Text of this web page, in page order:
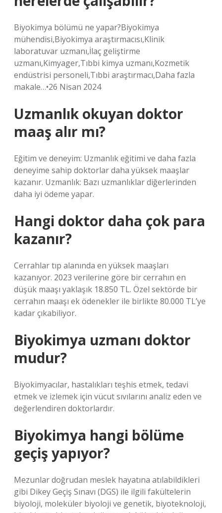
Biyokimya bölümü ne yapar?Biyokimya
mühendisi,Biyokimya araştırmacısı,Klinik
laboratuvar uzmanı,İlaç geliştirme
uzmanı,Kimyager,Tıbbi kimya uzmanı,Kozmetik
endüstrisi personeli,Tıbbi araştırmacı,Daha fazla
makale…•26 Nisan 2024
Uzmanlık okuyan doktor
maaş alır mı?
Eğitim ve deneyim: Uzmanlık eğitimi ve daha fazla
deneyime sahip doktorlar daha yüksek maaşlar
kazanır. Uzmanlık: Bazı uzmanlıklar diğerlerinden
daha iyi ödeme yapar.
Hangi doktor daha çok para
kazanır?
Cerrahlar tıp alanında en yüksek maaşları
kazanıyor. 2023 verilerine göre bir cerrahın en
düşük maaşı yaklaşık 18.850 TL. Özel sektörde bir
cerrahın maaşı ek ödenekler ile birlikte 80.000 TL’ye
kadar çıkabiliyor.
Biyokimya uzmanı doktor
mudur?
Biyokimyacılar, hastalıkları teşhis etmek, tedavi
etmek ve izlemek için vücut sıvılarını analiz eden ve
değerlendiren doktorlardır.
Biyokimya hangi bölüme
geçiş yapıyor?
Mezunlar doğrudan meslek hayatına atılabildikleri
gibi Dikey Geçiş Sınavı (DGS) ile ilgili fakültelerin
biyoloji, moleküler biyoloji ve genetik, biyoteknoloji,